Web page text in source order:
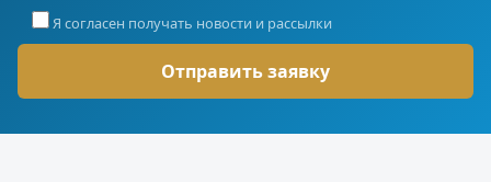
Я согласен получать новости и рассылки